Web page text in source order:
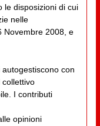
le disposizioni di cui
nelle
Novembre 2008, e
con
I contributi
opinioni